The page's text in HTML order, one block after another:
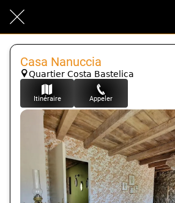
Casa Nanuccia
Quartier Costa Bastelica
Itinéraire Appeler